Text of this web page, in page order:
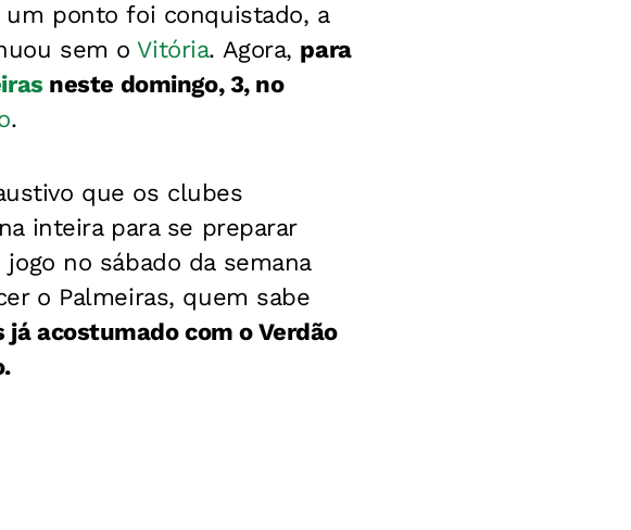
ponto foi conquistado, a
sem oVitória. Agora, para
neste domingo, 3, no
.
que os clubes
inteira para se preparar
no sábado da semana
o Palmeiras, quem sabe
acostumado com o Verdão